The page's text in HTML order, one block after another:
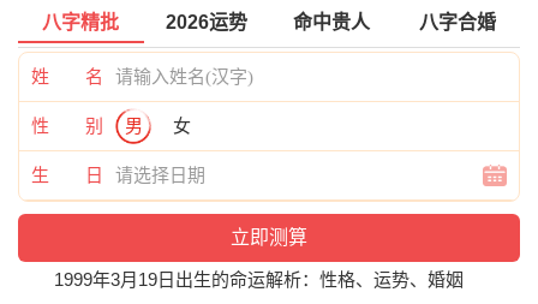
八字精批 2026运势 命中贵人 八字合婚
姓 名
性 别 男 女
生 日
1999年3月19日出生的命运解析：性格、运势、婚姻